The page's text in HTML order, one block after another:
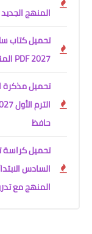
المنهج الجديد
تحميل كتاب
2027 PDF المنهج الجديد | النسخة الكاملة مجانًا
تحميل مذكرة
حافظ
تحميل كراسة
المنهج مع